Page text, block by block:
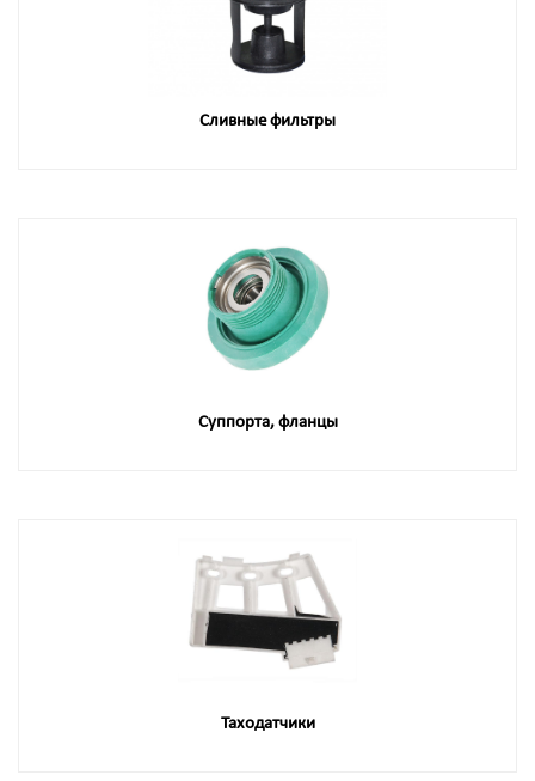
Сливные фильтры
Суппорта, фланцы
Таходатчики